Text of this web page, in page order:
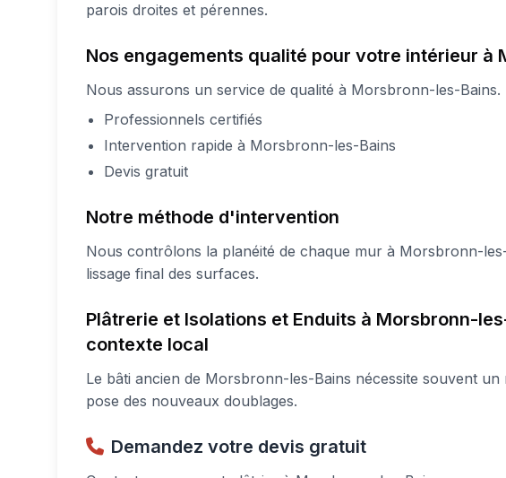
parois droites et pérennes.
Nos engagements qualité pour votre intérieur à
Nous assurons un service de qualité à Morsbronn-les-Bains.
Professionnels certifiés
Intervention rapide à Morsbronn-les-Bains
Devis gratuit
Notre méthode d'intervention
Nous contrôlons la planéité de chaque mur à Morsbronn-
lissage final des surfaces.
Plâtrerie et Isolations et Enduits à Morsbronn-
contexte local
Le bâti ancien de Morsbronn-les-Bains nécessite souvent
pose des nouveaux doublages.
Demandez votre devis gratuit